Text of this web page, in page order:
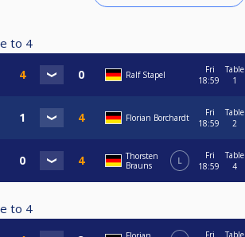
to 4
Ralf Stapel
Fri
18:59
Table
1
Florian Borchardt
Fri
18:59
Table
2
Thorsten
Brauns
L
Fri
18:59
Table
4
to 4